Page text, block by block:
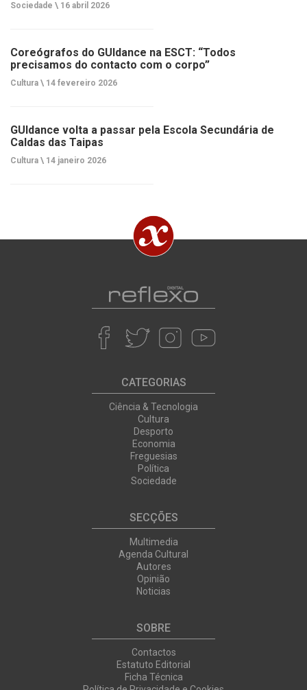
Sociedade \ 16 abril 2026
Coreógrafos do GUIdance na ESCT: “Todos
precisamos do contacto com o corpo”
Cultura \ 14 fevereiro 2026
GUIdance volta a passar pela Escola Secundária de
Caldas das Taipas
Cultura \ 14 janeiro 2026
CATEGORIAS
Ciência & Tecnologia
Cultura
Desporto
Economia
Freguesias
Política
Sociedade
SECÇÕES
Multimedia
Agenda Cultural
Autores
Opinião
Noticias
SOBRE
Contactos
Estatuto Editorial
Ficha Técnica